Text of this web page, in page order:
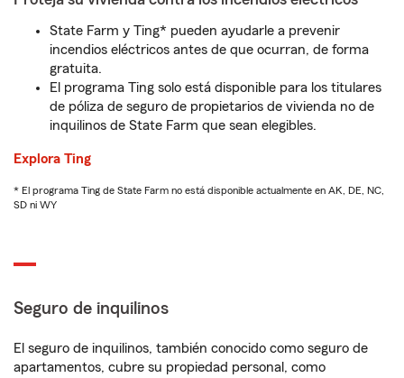
State Farm y Ting* pueden ayudarle a prevenir
incendios eléctricos antes de que ocurran, de forma
gratuita.
El programa Ting solo está disponible para los titulares
de póliza de seguro de propietarios de vivienda no de
inquilinos de State Farm que sean elegibles.
Explora Ting
* El programa Ting de State Farm no está disponible actualmente en AK, DE, NC,
SD ni WY
Seguro de inquilinos
El seguro de inquilinos, también conocido como seguro de
apartamentos, cubre su propiedad personal, como